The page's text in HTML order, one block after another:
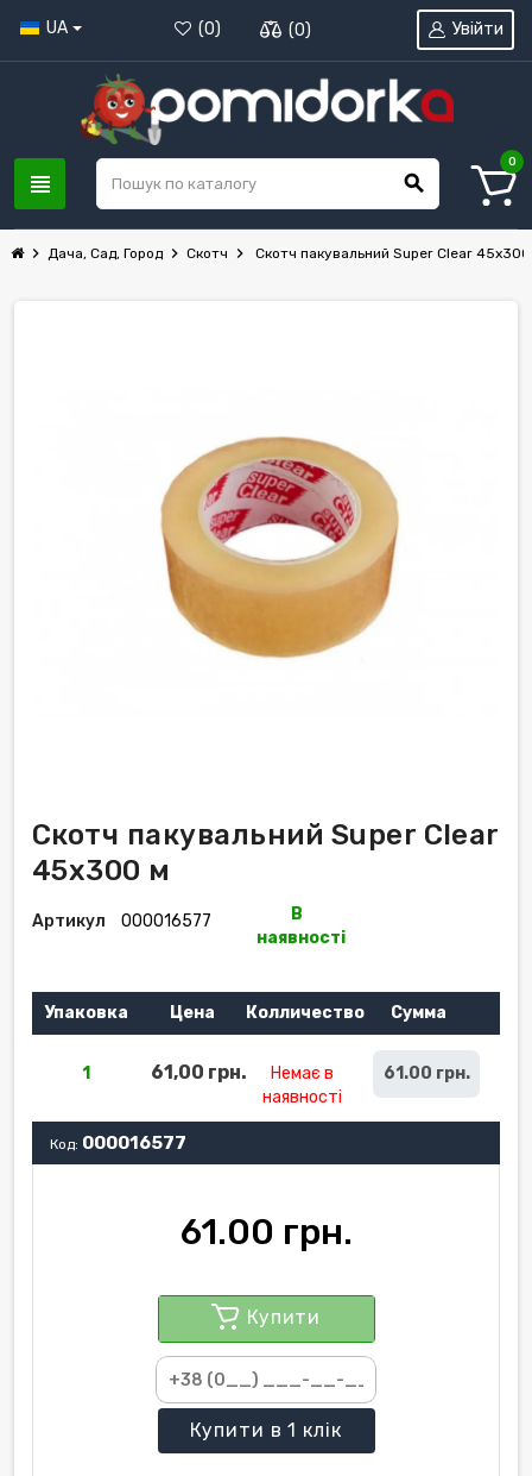
UA (0) (0)
view_headline search
Увійти
0
chevron_right Дача, Сад, Город chevron_right Скотч chevron_right Скотч пакувальний Super Clear
Скотч пакувальний Super Clear
45х300 м
Артикул 000016577
В
наявності
Упаковка Цена Колличество Сумма
1 61,00 грн.
Немає в
наявності
61.00 грн.
Код: 000016577
61.00 грн.
Купити
Купити в 1 клік